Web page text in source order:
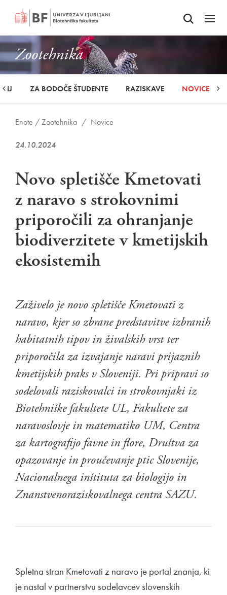
Odpri iskalnik
Odpri
Zootehnika
ZA BODOČE ŠTUDENTE RAZISKAVE NOVICE
Enote /Zootehnika / Novice
24.10.2024
Novo spletišče Kmetovati
z naravo s strokovnimi
priporočili za ohranjanje
biodiverzitete v kmetijskih
ekosistemih
Zaživelo je novo spletišče Kmetovati z
naravo, kjer so zbrane predstavitve izbranih
habitatnih tipov in živalskih vrst ter
priporočila za izvajanje naravi prijaznih
kmetijskih praks v Sloveniji. Pri pripravi so
sodelovali raziskovalci in strokovnjaki iz
Biotehniške fakultete UL, Fakultete za
naravoslovje in matematiko UM, Centra
za kartografijo favne in flore, Društva za
opazovanje in proučevanje ptic Slovenije,
Nacionalnega inštituta za biologijo in
Znanstvenoraziskovalnega centra SAZU.
Spletna stran Zunanja povezava na
Kmetovati z naravo Odpira se v novem
je portal znanja, ki
je nastal v partnerstvu sodelavcev slovenskih